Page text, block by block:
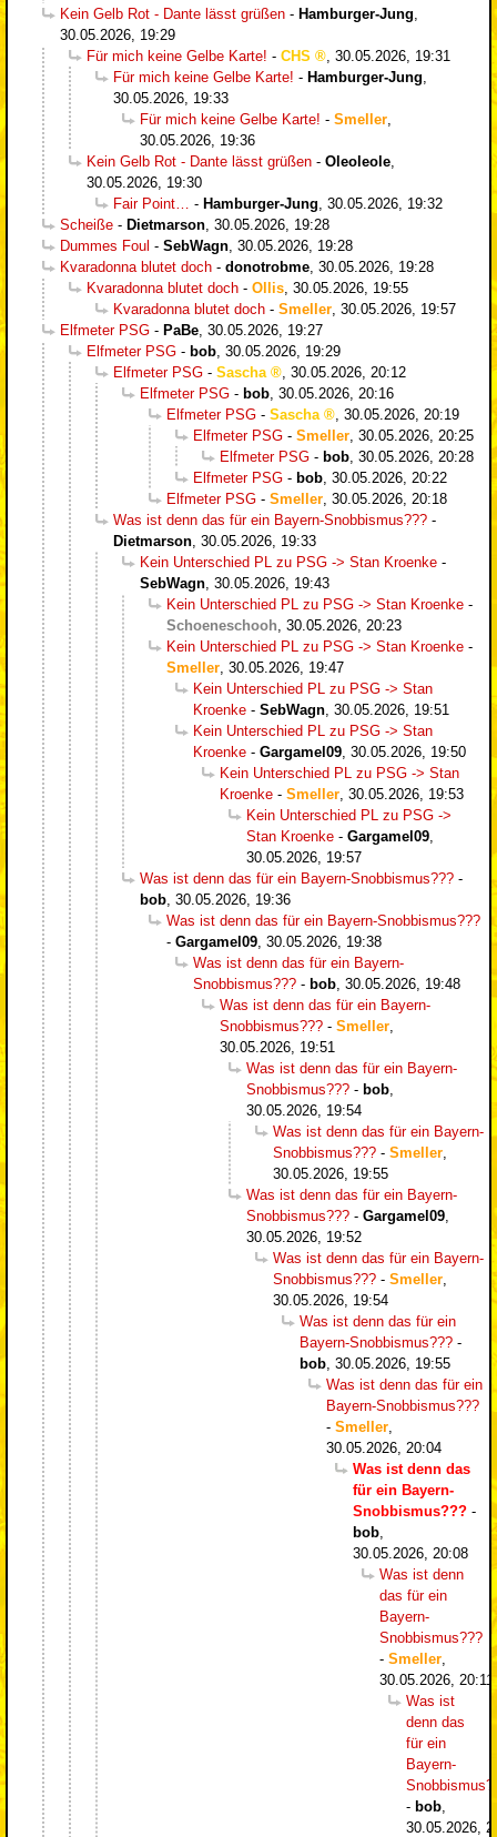
Kein Gelb Rot - Dante lässt grüßen - Hamburger-Jung
30.05.2026, 19:29
Für mich keine Gelbe Karte! - CHS
30.05.2026, 19:31
Für mich keine Gelbe Karte! - Hamburger-Jung
30.05.2026, 19:33
Für mich keine Gelbe Karte! - Smeller
30.05.2026, 19:36
Kein Gelb Rot - Dante lässt grüßen - Oleoleole
30.05.2026, 19:30
Fair Point…
- Hamburger-Jung 30.05.2026, 19:32
Scheiße - Dietmarson 30.05.2026, 19:28
Dummes Foul - SebWagn 30.05.2026, 19:28
Kvaradonna blutet doch - donotrobme 30.05.2026, 19:28
Kvaradonna blutet doch - Ollis 30.05.2026, 19:55
Kvaradonna blutet doch - Smeller 30.05.2026, 19:57
Elfmeter PSG - PaBe 30.05.2026, 19:27
Elfmeter PSG - bob 30.05.2026, 19:29
Elfmeter PSG - Sascha
30.05.2026, 20:12
Elfmeter PSG - bob 30.05.2026, 20:16
Elfmeter PSG - Sascha
30.05.2026, 20:19
Elfmeter PSG - Smeller 30.05.2026, 20:25
Elfmeter PSG - bob 30.05.2026, 20:28
Elfmeter PSG - bob 30.05.2026, 20:22
Elfmeter PSG - Smeller 30.05.2026, 20:18
Was ist denn das für ein Bayern-Snobbismus??? -
Dietmarson 30.05.2026, 19:33
Kein Unterschied PL zu PSG -> Stan Kroenke -
SebWagn 30.05.2026, 19:43
Kein Unterschied PL zu PSG -> Stan Kroenke -
Schoeneschooh 30.05.2026, 20:23
Kein Unterschied PL zu PSG -> Stan Kroenke -
Smeller 30.05.2026, 19:47
Kein Unterschied PL zu PSG -> Stan
Kroenke - SebWagn 30.05.2026, 19:51
Kein Unterschied PL zu PSG -> Stan
Kroenke - Gargamel09 30.05.2026, 19:50
Kein Unterschied PL zu PSG -> Stan
Kroenke - Smeller 30.05.2026, 19:53
Kein Unterschied PL zu PSG ->
Stan Kroenke - Gargamel09
30.05.2026, 19:57
Was ist denn das für ein Bayern-Snobbismus??? -
bob 30.05.2026, 19:36
Was ist denn das für ein Bayern-Snobbismus???
- Gargamel09 30.05.2026, 19:38
Was ist denn das für ein Bayern-
Snobbismus??? - bob 30.05.2026, 19:48
Was ist denn das für ein Bayern-
Snobbismus??? - Smeller
30.05.2026, 19:51
Was ist denn das für ein Bayern-
Snobbismus??? - bob
30.05.2026, 19:54
Was ist denn das für ein Bayern-
Snobbismus??? - Smeller
30.05.2026, 19:55
Was ist denn das für ein Bayern-
Snobbismus??? - Gargamel09
30.05.2026, 19:52
Was ist denn das für ein Bayern-
Snobbismus??? - Smeller
30.05.2026, 19:54
Was ist denn das für ein
Bayern-Snobbismus??? -
bob 30.05.2026, 19:55
Was ist denn das für ein
Bayern-Snobbismus???
- Smeller
30.05.2026, 20:04
Was ist denn das
für ein Bayern-
Snobbismus??? -
bob
30.05.2026, 20:08
Was ist denn
das für ein
Bayern-
Snobbismus???
- Smeller
30.05.2026, 20:11
Was ist
denn das
für ein
Bayern-
- bob
30.05.2026,